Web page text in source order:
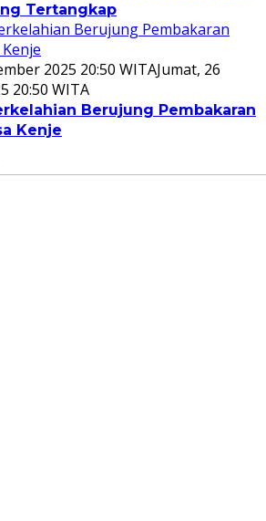
Tertangkap
2025 20:50 WITAJumat, 26
20:50 WITA
Berujung Pembakaran
Kenje